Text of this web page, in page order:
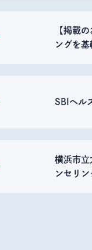
【掲載
ングを
SBIヘル
横浜市
ンセリ